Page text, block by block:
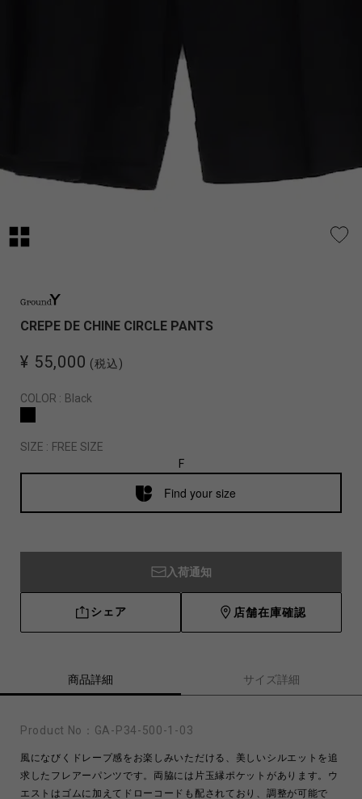
CREPE DE CHINE CIRCLE PANTS
¥ 55,000 (税込)
COLOR : Black
SIZE : FREE SIZE
F
Find your size
入荷通知
シェア 店舗在庫確認
商品詳細 サイズ詳細
Product No： GA-P34-500-1-03
風になびくドレープ感をお楽しみいただける、美しいシルエットを追
求したフレアーパンツです。両脇には片玉縁ポケットがあります。ウ
エストはゴムに加えてドローコードも配されており、調整が可能で